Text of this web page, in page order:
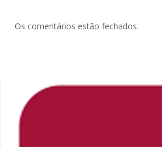
Os comentários estão fechados.